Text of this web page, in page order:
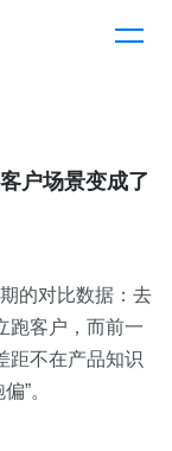
户场景变成了
的对比数据：去
跑客户，而前一
距不在产品知识
”。